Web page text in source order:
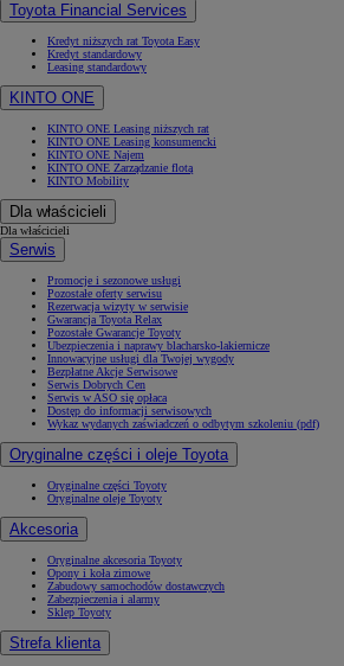
Toyota Financial Services
Kredyt niższych rat Toyota Easy
Kredyt standardowy
Leasing standardowy
KINTO ONE
KINTO ONE Leasing niższych rat
KINTO ONE Leasing konsumencki
KINTO ONE Najem
KINTO ONE Zarządzanie flotą
KINTO Mobility
Dla właścicieli
Dla właścicieli
Serwis
Promocje i sezonowe usługi
Pozostałe oferty serwisu
Rezerwacja wizyty w serwisie
Gwarancja Toyota Relax
Pozostałe Gwarancje Toyoty
Ubezpieczenia i naprawy blacharsko-lakiernicze
Innowacyjne usługi dla Twojej wygody
Bezpłatne Akcje Serwisowe
Serwis Dobrych Cen
Serwis w ASO się opłaca
Dostęp do informacji serwisowych
Wykaz wydanych zaświadczeń o odbytym szkoleniu (pdf)
Oryginalne części i oleje Toyota
Oryginalne części Toyoty
Oryginalne oleje Toyoty
Akcesoria
Oryginalne akcesoria Toyoty
Opony i koła zimowe
Zabudowy samochodów dostawczych
Zabezpieczenia i alarmy
Sklep Toyoty
Strefa klienta